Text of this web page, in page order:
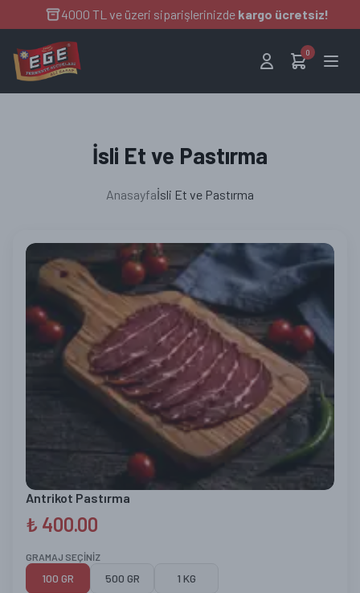
4000 TL ve üzeri siparişlerinizde kargo ücretsiz!
0
İLETİŞİM
EGE TOPTAN
ONLİNE SİPARİŞ
İsli Et ve Pastırma
Anasayfaİsli Et ve Pastırma
Antrikot Pastırma
₺ 400.00
GRAMAJ SEÇİNİZ
100 GR 500 GR 1 KG